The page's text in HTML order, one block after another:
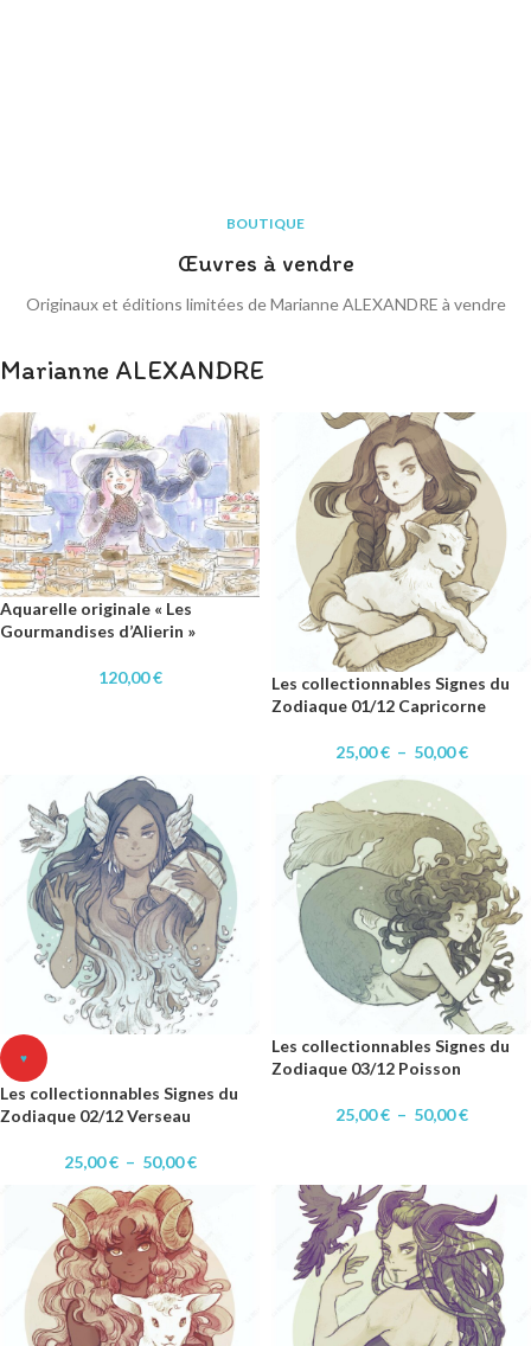
BOUTIQUE
Œuvres à vendre
Originaux et éditions limitées de Marianne ALEXANDRE à vendre
Marianne ALEXANDRE
Aquarelle originale « Les
Gourmandises d’Alierin »
120,00€
Les collectionnables Signes du
Zodiaque 01/12 Capricorne
25,00€ – 50,00€
♥
Les collectionnables Signes du
Zodiaque 02/12 Verseau
25,00€ – 50,00€
Les collectionnables Signes du
Zodiaque 03/12 Poisson
25,00€ – 50,00€